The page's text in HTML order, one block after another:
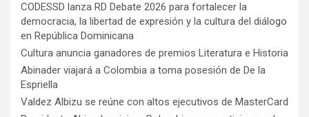
CODESSD lanza RD Debate 2026 para fortalecer la
democracia, la libertad de expresión y la cultura del diálogo
en República Dominicana
Cultura anuncia ganadores de premios Literatura e Historia
Abinader viajará a Colombia a toma posesión de De la
Espriella
Valdez Albizu se reúne con altos ejecutivos de MasterCard